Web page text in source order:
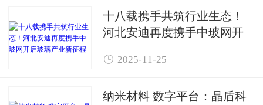
十八载携手共筑行业生态！
河北安迪再度携手中玻网开
 2025-11-25
纳米材料 数字平台：晶盾科